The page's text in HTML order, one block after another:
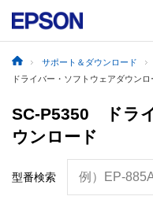
サポート＆ダウンロード
ドライバー・ソフトウェアダウンロ
SC-P5350 ドラ
ウンロード
型番検索 例）EP-